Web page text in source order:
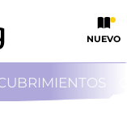
NUEVO